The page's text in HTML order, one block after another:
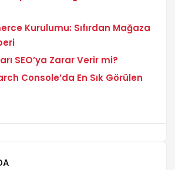
Kurulumu: Sıfırdan Mağaza
SEO’ya Zarar Verir mi?
Console’da En Sık Görülen